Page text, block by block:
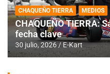
CHAQUEÑO TIERRA MEDIOS
CHAQUEÑO TIERRA:
fecha clave
30 julio, 2026 E-Kart